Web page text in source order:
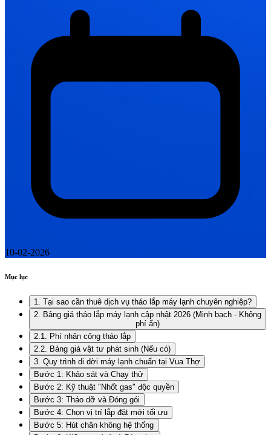
10-02-2026
Mục lục
1. Tại sao cần thuê dịch vụ tháo lắp máy lạnh chuyên nghiệp?
2. Bảng giá tháo lắp máy lạnh cập nhật 2026 (Minh bạch - Không
phí ẩn)
2.1. Phí nhân công tháo lắp
2.2. Bảng giá vật tư phát sinh (Nếu có)
3. Quy trình di dời máy lạnh chuẩn tại Vua Thợ
Bước 1: Khảo sát và Chạy thử
Bước 2: Kỹ thuật "Nhốt gas" độc quyền
Bước 3: Tháo dỡ và Đóng gói
Bước 4: Chọn vị trí lắp đặt mới tối ưu
Bước 5: Hút chân không hệ thống